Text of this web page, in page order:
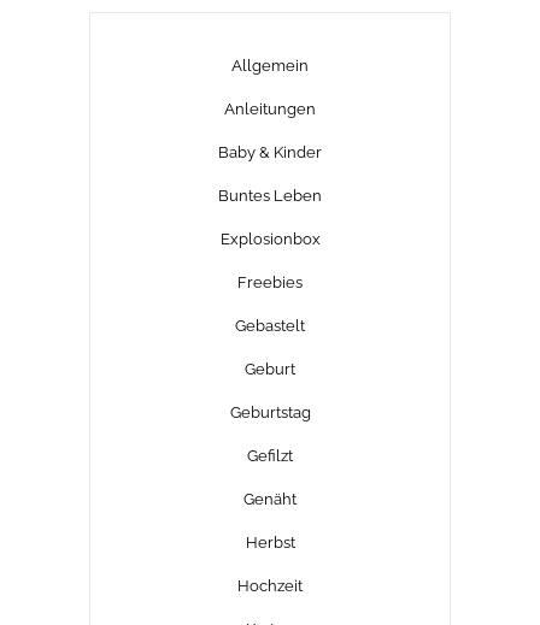
Allgemein
Anleitungen
Baby & Kinder
Buntes Leben
Explosionbox
Freebies
Gebastelt
Geburt
Geburtstag
Gefilzt
Genäht
Herbst
Hochzeit